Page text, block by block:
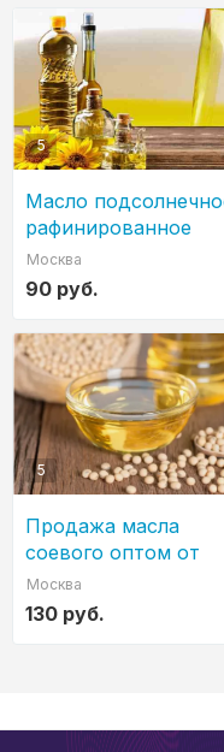
5
Масло
рафинированное
дезодорированное
Москва
90 руб.
5
Продажа масла
соевого оптом от
производителя
Москва
130 руб.